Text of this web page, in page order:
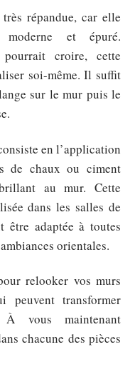
répandue, car elle
et épuré.
croire, cette
soi-même. Il suffit
sur le mur puis le
en l’application
de chaux ou ciment
au mur. Cette
dans les salles de
être adaptée à toutes
orientales.
relooker vos murs
peuvent transformer
À vous maintenant
chacune des pièces